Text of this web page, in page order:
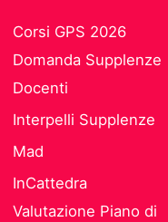
Corsi GPS 2026
Domanda Supplenze
Docenti
Interpelli Supplenze
Mad
InCattedra
Valutazione Piano di